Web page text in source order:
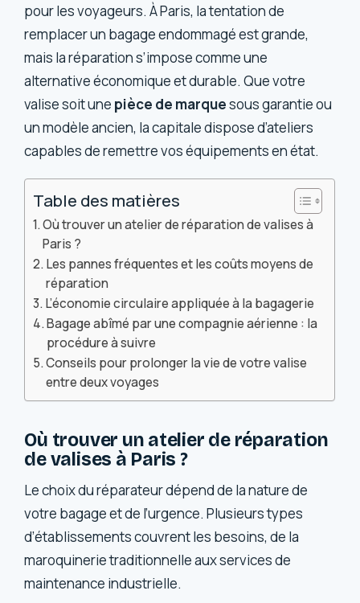
pour les voyageurs. À Paris, la tentation de
remplacer un bagage endommagé est grande,
mais la réparation s’impose comme une
alternative économique et durable. Que votre
valise soit une pièce de marquesous garantie ou
un modèle ancien, la capitale dispose d’ateliers
capables de remettre vos équipements en état.
Table des matières
Où trouver un atelier de réparation de valises à
Paris ?
Les pannes fréquentes et les coûts moyens de
réparation
L’économie circulaire appliquée à la bagagerie
Bagage abîmé par une compagnie aérienne : la
procédure à suivre
Conseils pour prolonger la vie de votre valise
entre deux voyages
Où trouver un atelier de réparation
de valises à Paris ?
Le choix du réparateur dépend de la nature de
votre bagage et de l’urgence. Plusieurs types
d’établissements couvrent les besoins, de la
maroquinerie traditionnelle aux services de
maintenance industrielle.